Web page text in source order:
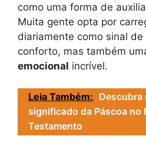
como uma forma de
Muita gente opta por
diariamente como sinal
conforto, mas também
emocional incrível.
Leia Também: Descubra
significado da Páscoa no
Testamento